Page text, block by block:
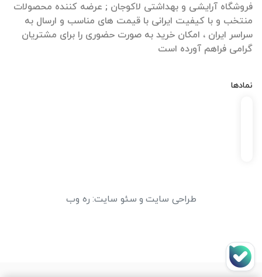
فروشگاه آرایشی و بهداشتی لاکوجان ; عرضه کننده محصولات
منتخب و با کیفیت ایرانی با قیمت های مناسب و ارسال به
سراسر ایران ، امکان خرید به صورت حضوری را برای مشتریان
گرامی فراهم آورده است
نمادها
طراحی سایت و سئو سایت: ره وب